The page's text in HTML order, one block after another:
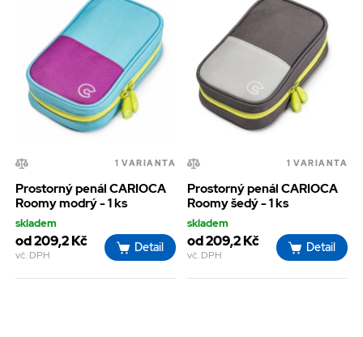
1 VARIANTA
Prostorný penál CARIOCA
Roomy modrý - 1 ks
skladem
od 209,2 Kč
vč. DPH
Detail
1 VARIANTA
Prostorný penál CARIOCA
Roomy šedý - 1 ks
skladem
od 209,2 Kč
vč. DPH
Detail